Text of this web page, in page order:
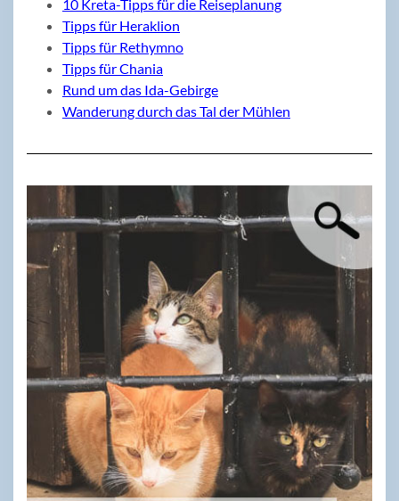
10 Kreta-Tipps für die Reiseplanung
Tipps für Heraklion
Tipps für Rethymno
Tipps für Chania
Rund um das Ida-Gebirge
Wanderung durch das Tal der Mühlen